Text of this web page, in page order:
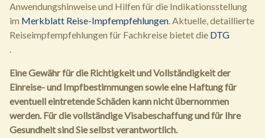
Anwendungshinweise und Hilfen für die Indikationsstellung
im Merkblatt Reise-Impfempfehlungen. Aktuelle, detaillierte
Reiseimpfempfehlungen für Fachkreise bietet die DTG
.
Eine Gewähr für die Richtigkeit und Vollständigkeit der
Einreise- und Impfbestimmungen sowie eine Haftung für
eventuell eintretende Schäden kann nicht übernommen
werden. Für die vollständige Visabeschaffung und für Ihre
Gesundheit sind Sie selbst verantwortlich.